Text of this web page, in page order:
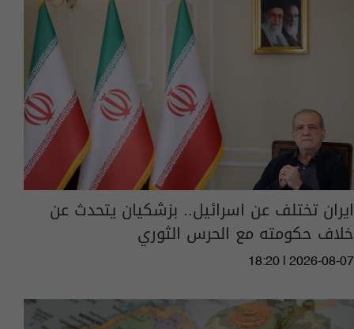
ايران تختلف عن اسرائيل.. بزشكيان يتحدث عن
خلاف حكومته مع الحرس الثوري
18:20 | 2026-08-07